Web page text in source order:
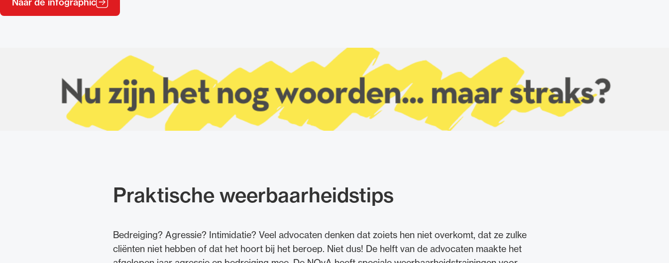
Praktische weerbaarheidstips
Bedreiging? Agressie? Intimidatie? Veel advocaten denken dat zoiets hen niet overkomt, dat ze zulke
cliënten niet hebben of dat het hoort bij het beroep. Niet dus! De helft van de advocaten maakte het